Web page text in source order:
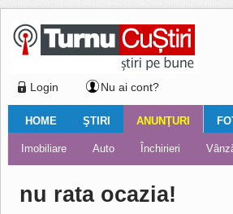
Login Nu ai cont?
HOME
Ştiri locale Turnaţi aici!
ŞTIRI
Ştiri locale Ştiri din ţară Financiar
ANUNŢURI
Imobiliare Auto Închirieri
Galerii Foto Galerii video
Comentariul zilei
nu rata ocazia!